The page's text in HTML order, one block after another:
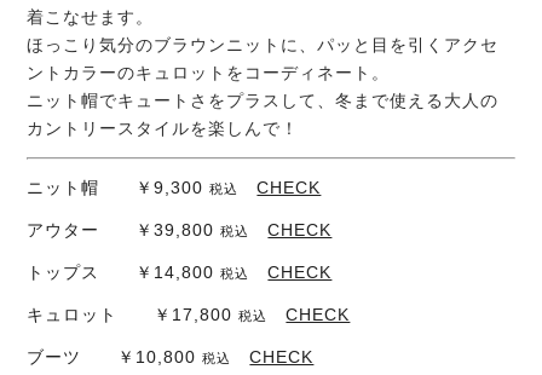
着こなせます。
ほっこり気分のブラウンニットに、パッと目を引くアクセ
ントカラーのキュロットをコーディネート。
ニット帽でキュートさをプラスして、冬まで使える大人の
カントリースタイルを楽しんで！
ニット帽 ￥9,300税込 CHECK
アウター ￥39,800税込 CHECK
トップス ￥14,800税込 CHECK
キュロット ￥17,800税込 CHECK
ブーツ ￥10,800税込 CHECK